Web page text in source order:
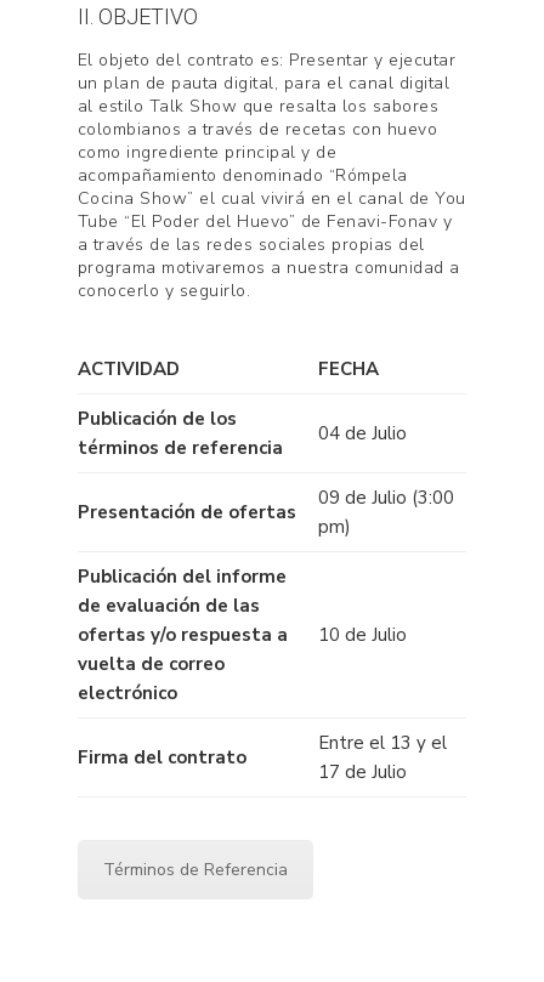
II. OBJETIVO
El objeto del contrato es: Presentar y ejecutar
un plan de pauta digital, para el canal digital
al estilo Talk Show que resalta los sabores
colombianos a través de recetas con huevo
como ingrediente principal y de
acompañamiento denominado “Rómpela
Cocina Show” el cual vivirá en el canal de You
Tube “El Poder del Huevo” de Fenavi-Fonav y
a través de las redes sociales propias del
programa motivaremos a nuestra comunidad a
conocerlo y seguirlo.
ACTIVIDAD FECHA
Publicación de los
términos de referencia
04 de Julio
Presentación de ofertas
09 de Julio (3:00
pm)
Publicación del informe
de evaluación de las
ofertas y/o respuesta a
vuelta de correo
electrónico
10 de Julio
Firma del contrato
Entre el 13 y el
17 de Julio
Términos de Referencia